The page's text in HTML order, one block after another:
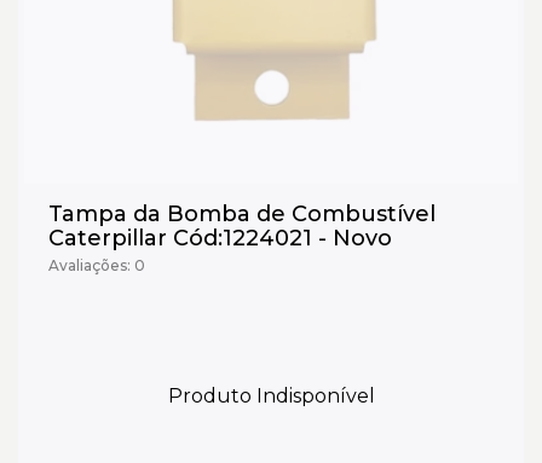
Tampa da Bomba de Combustível
Caterpillar Cód:1224021 - Novo
Avaliações: 0
Produto Indisponível